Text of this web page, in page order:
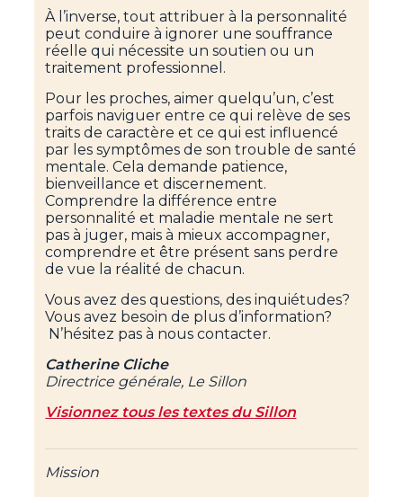
À l’inverse, tout attribuer à la personnalité
peut conduire à ignorer une souffrance
réelle qui nécessite un soutien ou un
traitement professionnel.
Pour les proches, aimer quelqu’un, c’est
parfois naviguer entre ce qui relève de ses
traits de caractère et ce qui est influencé
par les symptômes de son trouble de santé
mentale. Cela demande patience,
bienveillance et discernement.
Comprendre la différence entre
personnalité et maladie mentale ne sert
pas à juger, mais à mieux accompagner,
comprendre et être présent sans perdre
de vue la réalité de chacun.
Vous avez des questions, des inquiétudes?
Vous avez besoin de plus d’information?
N’hésitez pas à nous contacter.
Catherine Cliche
Directrice générale, Le Sillon
Visionnez tous les textesdu Sillon
Mission